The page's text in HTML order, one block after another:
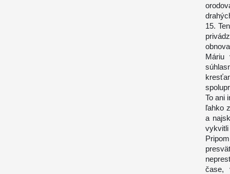
15.
Máriu
To ani
ľahko
a
vykvitli
čase,